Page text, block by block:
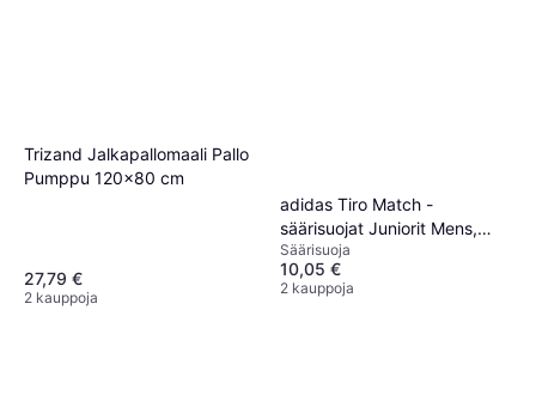
Trizand Jalkapallomaali Pallo
Pumppu 120x80 cm
27,79 €
2 kauppoja
adidas Tiro Match -
säärisuojat Juniorit Mens,
Black
Säärisuoja
10,05 €
2 kauppoja